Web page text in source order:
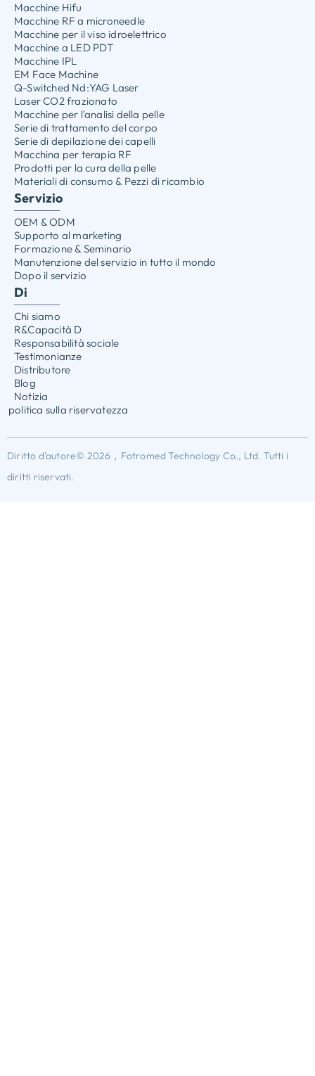
Macchine Hifu
Macchine RF a microneedle
Macchine per il viso idroelettrico
Macchine a LED PDT
Macchine IPL
EM Face Machine
Q-Switched Nd:YAG Laser
Laser CO2 frazionato
Macchine per l'analisi della pelle
Serie di trattamento del corpo
Serie di depilazione dei capelli
Macchina per terapia RF
Prodotti per la cura della pelle
Materiali di consumo & Pezzi di ricambio
Servizio
OEM & ODM
Supporto al marketing
Formazione & Seminario
Manutenzione del servizio in tutto il mondo
Dopo il servizio
Di
Chi siamo
R&Capacità D
Responsabilità sociale
Testimonianze
Distributore
Blog
Notizia
politica sulla riservatezza
Diritto d'autore© 2026，Fotromed Technology Co., Ltd. Tutti i
diritti riservati.